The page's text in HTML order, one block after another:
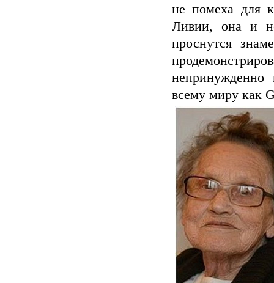
не помеха для
Ливии, она и
проснутся
всему миру как